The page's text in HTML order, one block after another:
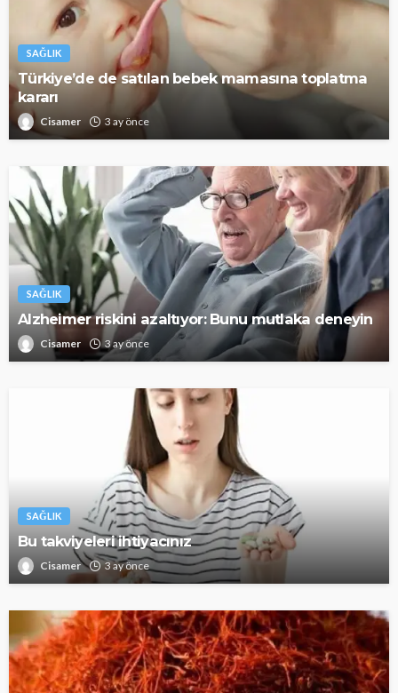
SAĞLIK
Türkiye’de de satılan bebek mamasına toplatma
kararı
Cisamer 3 ay önce
SAĞLIK
Alzheimer riskini azaltıyor: Bunu mutlaka deneyin
Cisamer 3 ay önce
SAĞLIK
Bu takviyeleri ihtiyacınız
Cisamer 3 ay önce